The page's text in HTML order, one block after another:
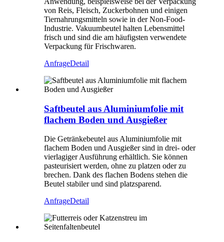
von Reis, Fleisch, Zuckerbohnen und einigen
Tiernahrungsmitteln sowie in der Non-Food-
Industrie. Vakuumbeutel halten Lebensmittel
frisch und sind die am häufigsten verwendete
Verpackung für Frischwaren.
AnfrageDetail
Saftbeutel aus Aluminiumfolie mit
flachem Boden und Ausgießer
Die Getränkebeutel aus Aluminiumfolie mit
flachem Boden und Ausgießer sind in drei- oder
vierlagiger Ausführung erhältlich. Sie können
pasteurisiert werden, ohne zu platzen oder zu
brechen. Dank des flachen Bodens stehen die
Beutel stabiler und sind platzsparend.
AnfrageDetail